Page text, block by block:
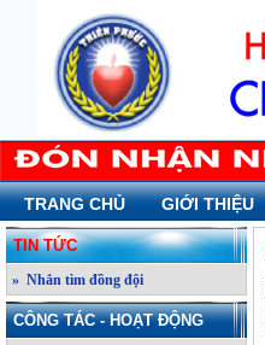
TRANG CHỦ GIỚI THIỆU
TIN TỨC
» Nhắn tìm đồng đội
CÔNG TÁC - HOẠT ĐỘNG